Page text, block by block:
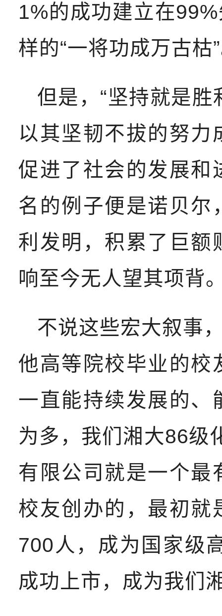
1%的成功建立在
样的“一将功成万古枯
但是，“坚持就是
以其坚韧不拔的努
促进了社会的发展和
名的例子便是诺贝尔
利发明，积累了巨额
响至今无人望其项背
不说这些宏大叙事
他高等院校毕业的校
一直能持续发展的、
为多，我们湘大86级
有限公司就是一个最
校友创办的，最初就
700人，成为国家级
成功上市，成为我们